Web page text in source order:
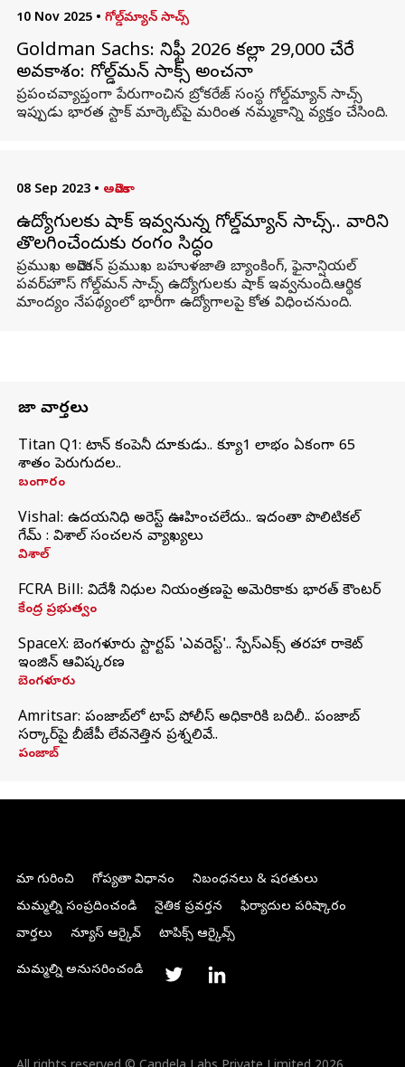
10 Nov 2025 • గోల్డ్‌మ్యాన్ సాచ్స్
Goldman Sachs: నిఫ్టీ 2026 కల్లా 29,000 చేరే
అవకాశం: గోల్డ్‌మన్ సాక్స్ అంచనా
ప్రపంచవ్యాప్తంగా పేరుగాంచిన బ్రోకరేజ్ సంస్థ గోల్డ్‌మ్యాన్ సాచ్స్
ఇప్పుడు భారత స్టాక్ మార్కెట్‌పై మరింత నమ్మకాన్ని వ్యక్తం చేసింది.
08 Sep 2023 • అమెరికా
ఉద్యోగులకు షాక్ ఇవ్వనున్న గోల్డ్‌మ్యాన్ సాచ్స్.. వారిని
తొలగించేందుకు రంగం సిద్ధం
ప్రముఖ అమెరికన్ ప్రముఖ బహుళజాతి బ్యాంకింగ్, ఫైనాన్షియల్
పవర్‌హౌస్ గోల్డ్‌మన్ సాచ్స్ ఉద్యోగులకు షాక్ ఇవ్వనుంది.ఆర్థిక
మాంద్యం నేపథ్యంలో భారీగా ఉద్యోగాలపై కోత విధించనుంది.
తాజా వార్తలు
Titan Q1: టైటాన్ కంపెనీ దూకుడు.. క్యూ1 లాభం ఏకంగా 65
శాతం పెరుగుదల..
బంగారం
Vishal: ఉదయనిధి అరెస్ట్‌ ఊహించలేదు.. ఇదంతా పొలిటికల్
గేమ్ : విశాల్ సంచలన వ్యాఖ్యలు
విశాల్
FCRA Bill: విదేశీ నిధుల నియంత్రణపై అమెరికాకు భారత్‌ కౌంటర్
కేంద్ర ప్రభుత్వం
SpaceX: బెంగళూరు స్టార్టప్‌ 'ఎవరెస్ట్'.. స్పేస్‌ఎక్స్ తరహా రాకెట్‌
ఇంజిన్‌ ఆవిష్కరణ
బెంగళూరు
Amritsar: పంజాబ్‌లో టాప్ పోలీస్ అధికారికి బదిలీ.. పంజాబ్
సర్కార్‌పై బీజేపీ లేవనెత్తిన ప్రశ్నలివే..
పంజాబ్
మా గురించి గోప్యతా విధానం
నిబంధనలు & షరతులు
మమ్మల్ని సంప్రదించండి
నైతిక ప్రవర్తన
ఫిర్యాదుల పరిష్కారం
వార్తలు
న్యూస్ ఆర్కైవ్ టాపిక్స్ ఆర్కైవ్స్
మమ్మల్ని అనుసరించండి